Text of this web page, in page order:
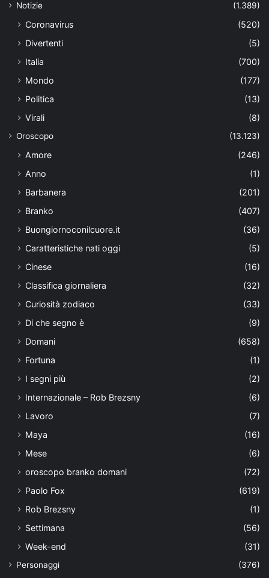
Notizie
(1.389)
Coronavirus
(520)
Divertenti
(5)
Italia
(700)
Mondo
(177)
Politica
(13)
Virali
(8)
Oroscopo (13.123)
Amore
(246)
Anno
(1)
Barbanera
(201)
Branko
(407)
Buongiornoconilcuore.it
(36)
Caratteristiche nati oggi
(5)
Cinese
(16)
Classifica giornaliera
(32)
Curiosità zodiaco
(33)
Di che segno è
(9)
Domani
(658)
Fortuna
(1)
I segni più
(2)
Internazionale – Rob Brezsny
(6)
Lavoro
(7)
Maya
(16)
Mese
(6)
oroscopo branko domani
(72)
Paolo Fox
(619)
Rob Brezsny
(1)
Settimana
(56)
Week-end
(31)
Personaggi
(376)